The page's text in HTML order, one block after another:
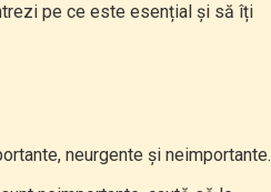
pe ce este esențial și să îți
neurgente și neimportante.